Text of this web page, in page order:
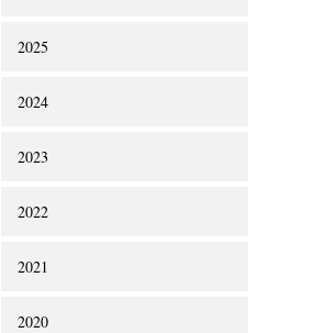
2025
2024
2023
2022
2021
2020